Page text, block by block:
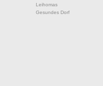
Leihomas
Gesundes Dorf